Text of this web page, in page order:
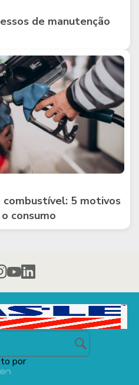
de manutenção
5 motivos
consumo
por